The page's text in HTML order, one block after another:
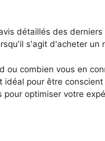
détaillés des
s'agit d'acheter un
ou combien vous en
pour être
optimiser votre